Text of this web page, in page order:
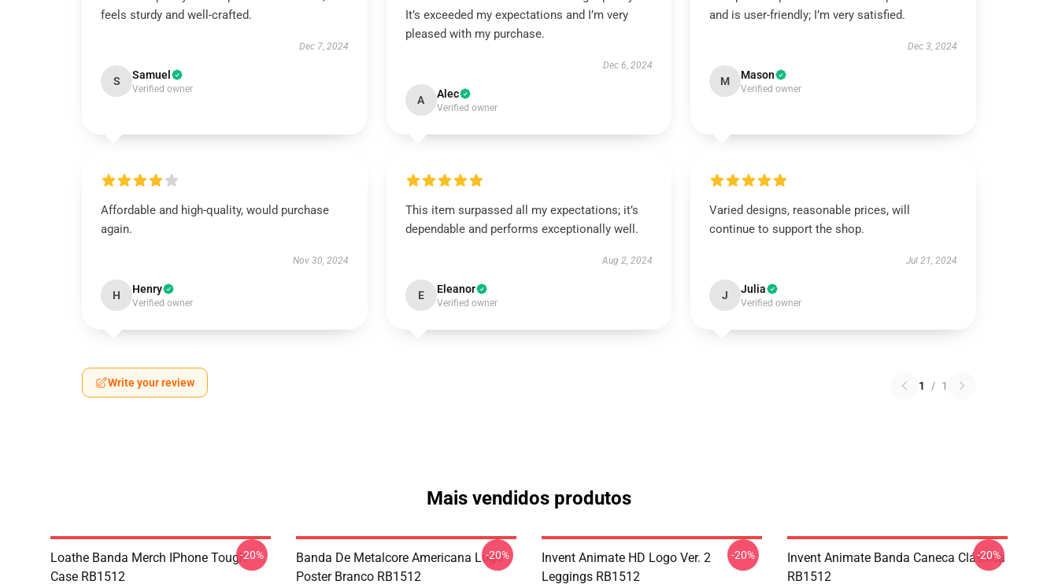
feels sturdy and well-crafted.
Dec 7, 2024
S Samuel
Verified owner
It’s exceeded my expectations and I’m very
pleased with my purchase.
Dec 6, 2024
A Alec
Verified owner
and is user-friendly; I’m very satisfied.
Dec 3, 2024
M Mason
Verified owner
Affordable and high-quality, would purchase
again.
Nov 30, 2024
H Henry
Verified owner
This item surpassed all my expectations; it’s
dependable and performs exceptionally well.
Aug 2, 2024
E Eleanor
Verified owner
Varied designs, reasonable prices, will
continue to support the shop.
Jul 21, 2024
J Julia
Verified owner
Write your review 1 / 1
Mais vendidos produtos
Loathe Banda Merch IPhone Tough
Case RB1512
-20%
Banda De Metalcore Americana Logo
Poster Branco RB1512
-20%
Invent Animate HD Logo Ver. 2
Leggings RB1512
-20%
Invent Animate Banda Caneca Clássica
RB1512
-20%